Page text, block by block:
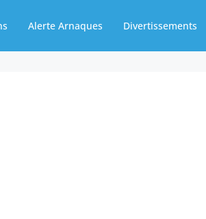
Alerte Arnaques Divertissements